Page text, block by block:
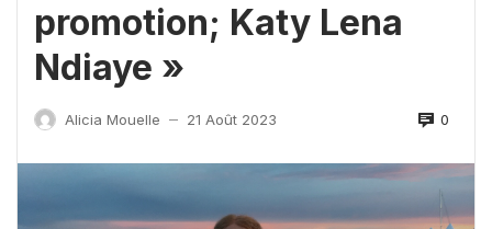
promotion; Katy Lena
Ndiaye »
Alicia Mouelle — 21 Août 2023 0